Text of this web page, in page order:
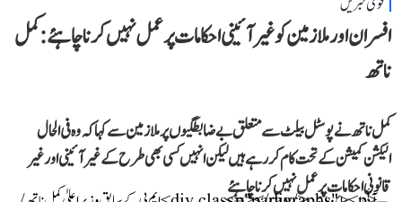
افسران اور ملازمین کو غیر آئینی احکامات پر عمل نہیں کرنا چاہئے: کمل
ناتھ
کمل ناتھ نے پوسٹل بیلٹ سے متعلق بے ضابطگیوں پر ملازمین سے کہا کہ وہ فی الحال
الیکشن کمیشن کے تحت کام کر رہے ہیں لیکن انہیں کسی بھی طرح کے غیر آئینی اور غیر
قانونی احکامات پر عمل نہیں کرنا چاہئے